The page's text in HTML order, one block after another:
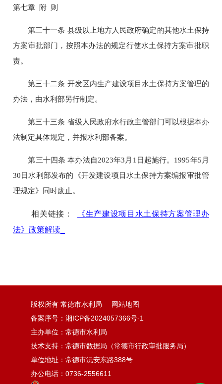
第七章 附 则
第三十一条 县级以上地方人民政府确定的其他水土保持
方案审批部门，按照本办法的规定行使水土保持方案审批职
责。
第三十二条 开发区内生产建设项目水土保持方案管理的
办法，由水利部另行制定。
第三十三条 省级人民政府水行政主管部门可以根据本办
法制定具体规定，并报水利部备案。
第三十四条 本办法自2023年3月1日起施行。1995年5月
30日水利部发布的《开发建设项目水土保持方案编报审批管
理规定》同时废止。
相关链接：
《生产建设项目水土保持方案管理办
法》政策解读_
版权所有 常德市水利局
网站地图
备案序号：湘ICP备2024057366号-1
主办单位：常德市水利局
技术支持：常德市数据局（常德市行政审批服务局）
单位地址：常德市沅安东路388号
办公电话：0736-2556611